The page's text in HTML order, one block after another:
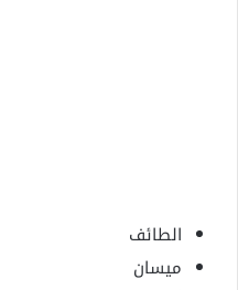
الطائف
ميسان